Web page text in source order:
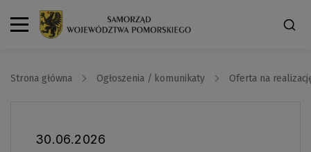
Strona główna Ogłoszenia / komunikaty Oferta na
30.06.2026